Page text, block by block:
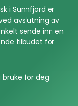
i Sunnfjord er
avslutning av
sende inn en
tilbudet for
bruke for deg